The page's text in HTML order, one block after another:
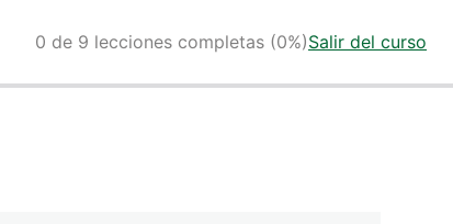
0 de 9 lecciones completas (0%)Salir del curso